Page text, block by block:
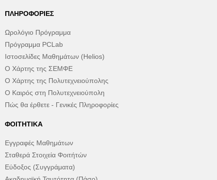
ΠΛΗΡΟΦΟΡΊΕΣ
Ωρολόγιο Πρόγραμμα
Πρόγραμμα PCLab
Ιστοσελίδες Μαθημάτων (Helios)
Ο Χάρτης της ΣΕΜΦΕ
Ο Χάρτης της Πολυτεχνειούπολης
Ο Καιρός στη Πολυτεχνειούπολη
Πώς θα έρθετε - Γενικές Πληροφορίες
ΦΟΙΤΗΤΙΚΆ
Εγγραφές Μαθημάτων
Σταθερά Στοιχεία Φοιτήτών
Εύδοξος (Συγγράματα)